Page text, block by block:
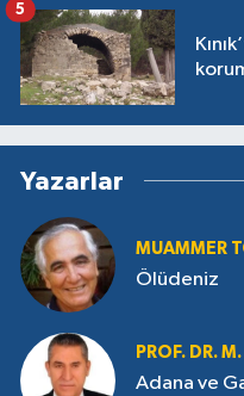
5
Yazarlar
MUAMMER
Ölüdeniz
PROF. DR.
Adana ve